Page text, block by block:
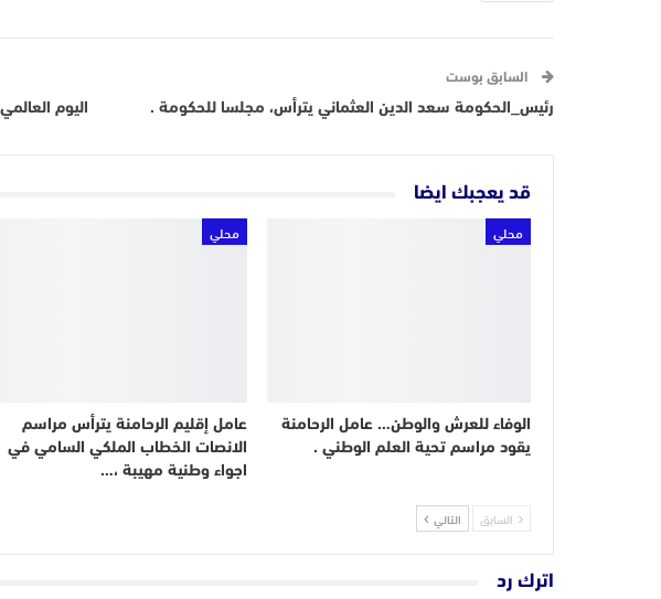
السابق بوست
رئيس_الحكومة سعد الدين العثماني يترأس، مجلسا للحكومة .
اليوم
قد يعجبك ايضا
محلي
الوفاء للعرش والوطن… عامل الرحامنة
يقود مراسم تحية العلم الوطني .
محلي
عامل إقليم الرحامنة يترأس مراسم
الانصات الخطاب الملكي السامي في
اجواء وطنية مهيبة ،…
السابق التالي
اترك رد